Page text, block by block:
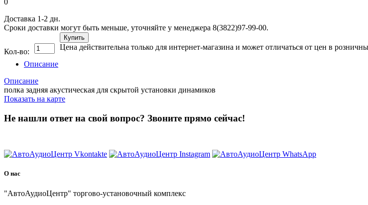
Доставка 1-2 дн.
Сроки доставки могут быть меньше, уточняйте у менеджера 8(3822)97-99-00.
Кол-во:
Купить
Цена действительна только для интернет-магазина и может отличаться от цен в
Описание
Описание
полка задняя акустическая для скрытой установки динамиков
Показать на карте
Не нашли ответ на свой вопрос? Звоните прямо сейчас!
О нас
"АвтоАудиоЦентр" торгово-установочный комплекс